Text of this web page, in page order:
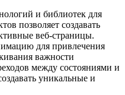
и библиотек для
позволяет создавать
веб-страницы.
для привлечения
важности
между состояниями и
уникальные и